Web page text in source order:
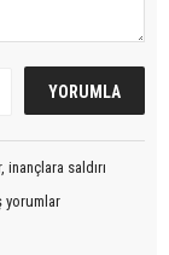
saldırı
yorumlar